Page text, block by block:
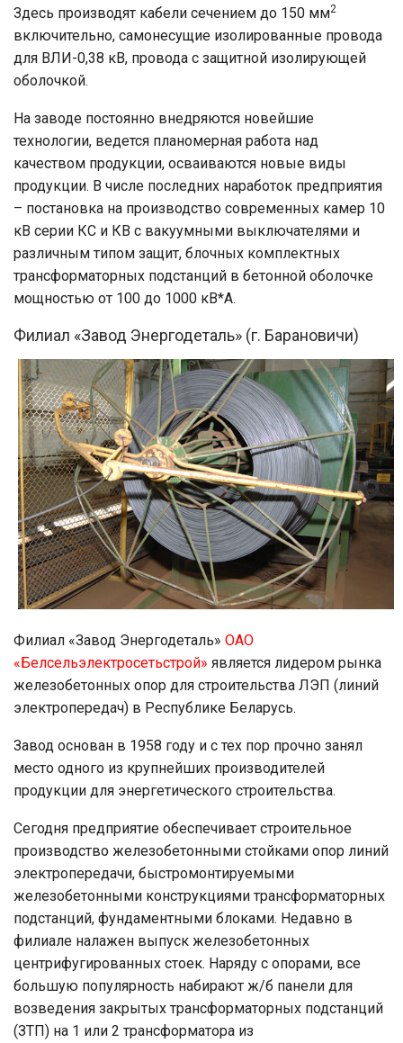
Здесь производят кабели сечением до 150 мм2
включительно, самонесущие изолированные провода
для ВЛИ-0,38 кВ, провода с защитной изолирующей
оболочкой.
На заводе постоянно внедряются новейшие
технологии, ведется планомерная работа над
качеством продукции, осваиваются новые виды
продукции. В числе последних наработок предприятия
– постановка на производство современных камер 10
кВ серии КС и КВ с вакуумными выключателями и
различным типом защит, блочных комплектных
трансформаторных подстанций в бетонной оболочке
мощностью от 100 до 1000 кВ*А.
Филиал «Завод Энергодеталь» (г. Барановичи)
Филиал «Завод Энергодеталь» ОАО
«Белсельэлектросетьстрой» является лидером рынка
железобетонных опор для строительства ЛЭП (линий
электропередач) в Республике Беларусь.
Завод основан в 1958 году и с тех пор прочно занял
место одного из крупнейших производителей
продукции для энергетического строительства.
Сегодня предприятие обеспечивает строительное
производство железобетонными стойками опор линий
электропередачи, быстромонтируемыми
железобетонными конструкциями трансформаторных
подстанций, фундаментными блоками. Недавно в
филиале налажен выпуск железобетонных
центрифугированных стоек. Наряду с опорами, все
большую популярность набирают ж/б панели для
возведения закрытых трансформаторных подстанций
(ЗТП) на 1 или 2 трансформатора из